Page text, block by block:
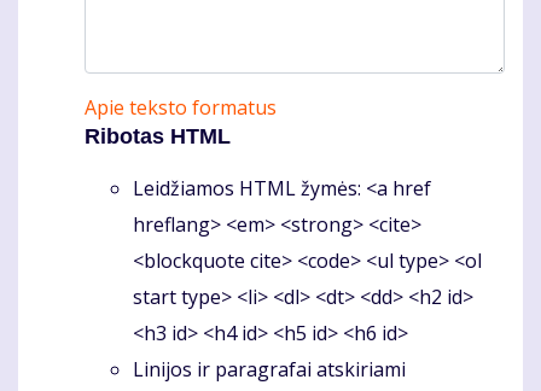
Apie teksto formatus
Ribotas HTML
Leidžiamos HTML žymės: <a href
hreflang> <em> <strong> <cite>
<blockquote cite> <code> <ul type> <ol
start type> <li> <dl> <dt> <dd> <h2 id>
<h3 id> <h4 id> <h5 id> <h6 id>
Linijos ir paragrafai atskiriami